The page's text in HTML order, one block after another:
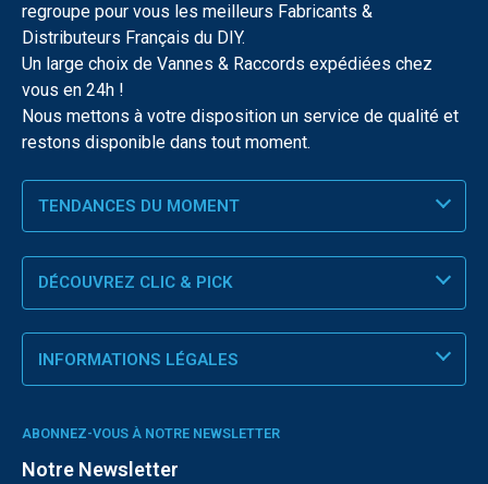
regroupe pour vous les meilleurs Fabricants &
Distributeurs Français du DIY.
Un large choix de Vannes & Raccords expédiées chez
vous en 24h !
Nous mettons à votre disposition un service de qualité et
restons disponible dans tout moment.
TENDANCES DU MOMENT
DÉCOUVREZ CLIC & PICK
INFORMATIONS LÉGALES
ABONNEZ-VOUS À NOTRE NEWSLETTER
Notre Newsletter